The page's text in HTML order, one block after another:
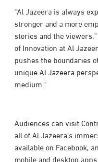
"Al Jazeera is always
stronger and a more
stories and the
of Innovation at Al
pushes the boundaries
unique Al Jazeera
medium."
Audiences can visit
all of Al Jazeera’s
available on Facebook,